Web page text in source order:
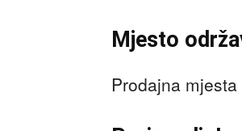
Mjesto
Prodajna